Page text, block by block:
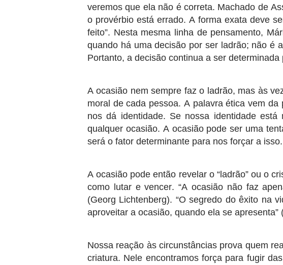
veremos que ela não é correta. Machado de
o provérbio está errado. A forma exata deve
feito”. Nesta mesma linha de pensamento,
quando há uma decisão por ser ladrão; não é
Portanto, a decisão continua a ser
A ocasião nem sempre faz o ladrão, mas às
moral de cada pessoa. A palavra ética vem
nos dá identidade. Se nossa identidade
qualquer ocasião. A ocasião pode ser uma
será o fator determinante para nos forçar a isso.
A ocasião pode então revelar o “ladrão” ou o
como lutar e vencer. “A ocasião não faz
(Georg Lichtenberg). “O segredo do êxito na
aproveitar a ocasião, quando ela se apresenta”
Nossa reação às circunstâncias prova quem
criatura. Nele encontramos força para fugir